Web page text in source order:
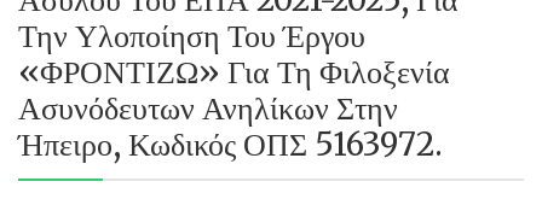
Την Υλοποίηση Του Έργου
«ΦΡΟΝΤΙΖΩ» Για Τη Φιλοξενία
Ασυνόδευτων Ανηλίκων Στην
Ήπειρο, Κωδικός ΟΠΣ 5163972.